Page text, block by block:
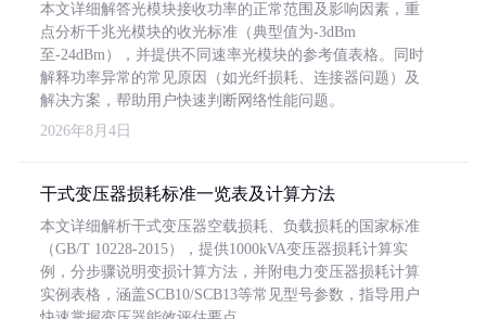
本文详细解答光模块接收功率的正常范围及影响因素，重
点分析千兆光模块的收光标准（典型值为-3dBm
至-24dBm），并提供不同速率光模块的参考值表格。同时
解释功率异常的常见原因（如光纤损耗、连接器问题）及
解决方案，帮助用户快速判断网络性能问题。
2026年8月4日
干式变压器损耗标准一览表及计算方法
本文详细解析干式变压器空载损耗、负载损耗的国家标准
（GB/T 10228-2015），提供1000kVA变压器损耗计算实
例，分步骤说明变损计算方法，并附电力变压器损耗计算
实例表格，涵盖SCB10/SCB13等常见型号参数，指导用户